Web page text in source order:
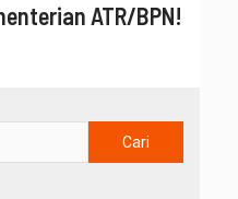
ATR/BPN!